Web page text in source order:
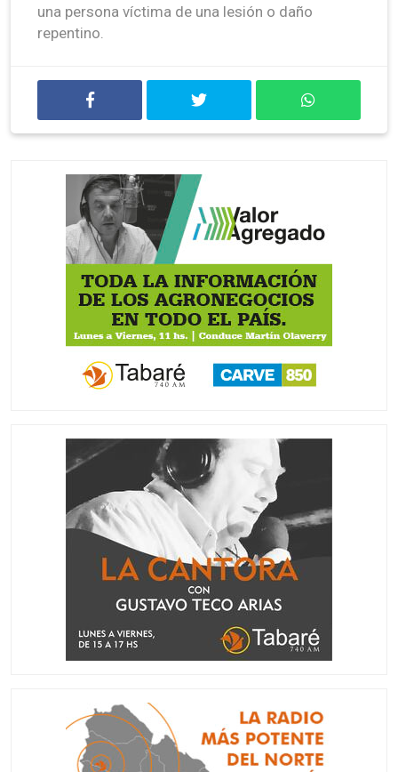
una persona víctima de una lesión o daño
repentino.